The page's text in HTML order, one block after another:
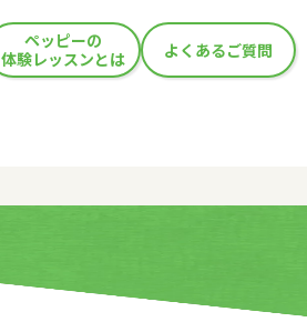
ペッピーの
体験レッスンとは
よくあるご質問